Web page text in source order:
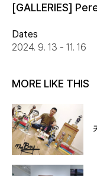
[GALLERIES]
Dates
2024. 9. 13 - 11. 16
MORE LIKE THIS